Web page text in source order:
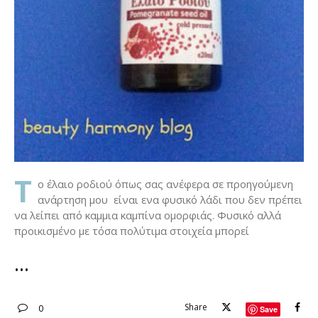
Τ ο έλαιο ροδιού όπως σας ανέφερα σε προηγούμενη
ανάρτηση μου είναι ενα φυσικό λάδι που δεν πρέπει
να λείπει από καμμια καμπίνα ομορφιάς. Φυσικό αλλά
προικισμένο με τόσα πολύτιμα στοιχεία μπορεί
0 Share Save